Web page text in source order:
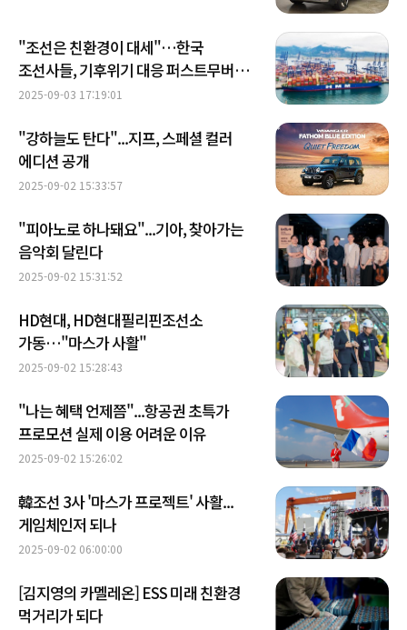
"조선은 친환경이 대세"…한국
조선사들, 기후위기 대응 퍼스트무버
되나
2025-09-03 17:19:01
"강하늘도 탄다"...지프, 스페셜 컬러
에디션 공개
2025-09-02 15:33:57
"피아노로 하나돼요"...기아, 찾아가는
음악회 달린다
2025-09-02 15:31:52
HD현대, HD현대필리핀조선소
가동…"마스가 사활"
2025-09-02 15:28:43
"나는 혜택 언제쯤"...항공권 초특가
프로모션 실제 이용 어려운 이유
2025-09-02 15:26:02
韓조선 3사 '마스가 프로젝트' 사활...
게임체인저 되나
2025-09-02 06:00:00
[김지영의 카멜레온] ESS 미래 친환경
먹거리가 되다